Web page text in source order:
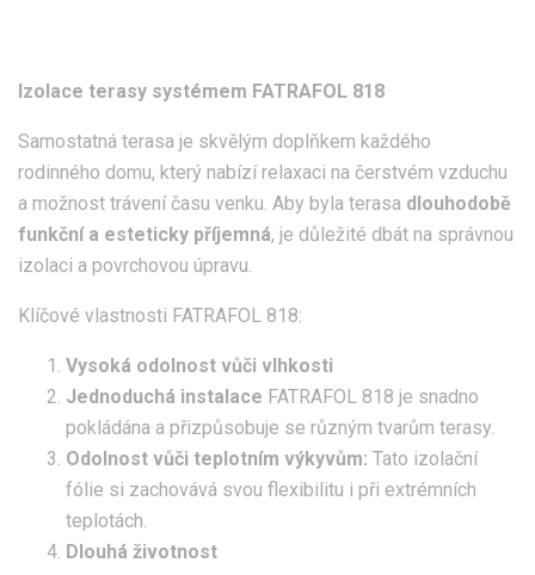
Izolace terasy systémem FATRAFOL 818
Samostatná terasa je skvělým doplňkem každého
rodinného domu, který nabízí relaxaci na čerstvém vzduchu
a možnost trávení času venku. Aby byla terasa dlouhodobě
funkční a esteticky příjemná, je důležité dbát na správnou
izolaci a povrchovou úpravu.
Klíčové vlastnosti FATRAFOL 818:
Vysoká odolnost vůči vlhkosti
Jednoduchá instalace FATRAFOL 818 je snadno
pokládána a přizpůsobuje se různým tvarům terasy.
Odolnost vůči teplotním výkyvům: Tato izolační
fólie si zachovává svou flexibilitu i při extrémních
teplotách.
Dlouhá životnost